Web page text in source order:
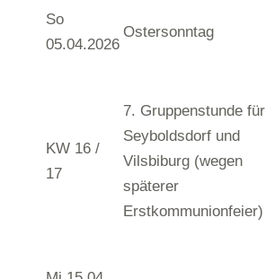
So
05.04.2026
Ostersonntag
KW 16 /
17
7. Gruppenstunde für
Seyboldsdorf und
Vilsbiburg (wegen
späterer
Erstkommunionfeier)